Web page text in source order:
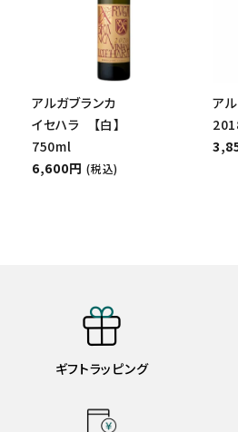
アルガブランカ
イセハラ 【白】
750ml
6,600円 (税込)
ア
ギフトラッピング